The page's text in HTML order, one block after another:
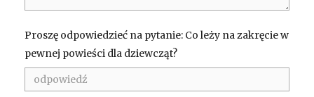
Proszę odpowiedzieć na pytanie: Co leży na zakręcie w
pewnej powieści dla dziewcząt?